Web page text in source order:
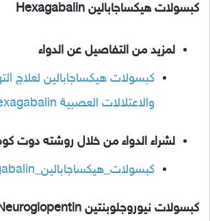
كبسولات هيكساجابالين Hexagabalin
لمزيد من التفاصيل عن الدواء
كبسولات هيكساجابالين لعلاج
والاعتلالات العصبية Hexagabalin
لشراء الدواء من خلال روشته دوت
كبسولات_هيكساجابالين_Hexagabalin
كبسولات نيوروجلوبنتين Neuroglopentin